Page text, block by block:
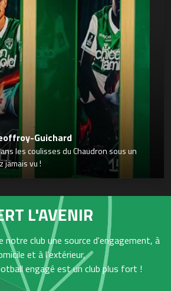
Guichard
les coulisses du Chaudron sous un
jamais vu !
L'AVENIR
notre club une source d'engagement, à
et à l'extérieur,
engagé est un club plus fort !